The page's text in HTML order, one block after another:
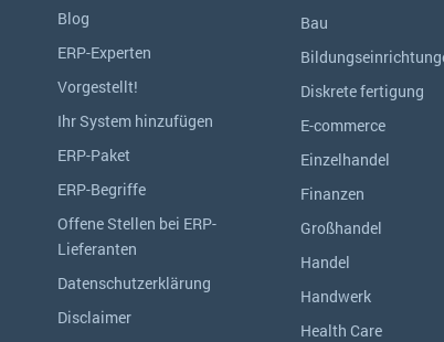
Blog
ERP-Experten
Vorgestellt!
Ihr System hinzufügen
ERP-Paket
ERP-Begriffe
Offene Stellen bei ERP-
Lieferanten
Datenschutzerklärung
Disclaimer
Bau
Diskrete fertigung
E-commerce
Einzelhandel
Finanzen
Großhandel
Handel
Handwerk
Health Care